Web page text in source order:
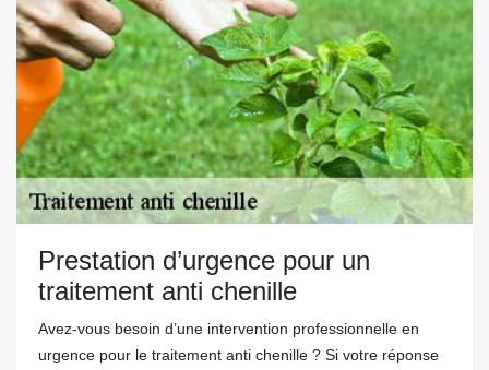
Prestation d’urgence pour un
traitement anti chenille
Avez-vous besoin d’une intervention professionnelle en
urgence pour le traitement anti chenille ? Si votre réponse